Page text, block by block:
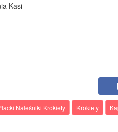
Kasi
Naleśniki Krokiety Krokiety